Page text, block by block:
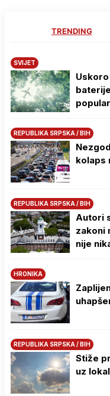
TRENDING
SVIJET
REPUBLIKA SRPSKA / BIH
kolaps
REPUBLIKA SRPSKA / BIH
Autori
zakoni
nije
HRONIKA
REPUBLIKA SRPSKA / BIH
Stiže
uz